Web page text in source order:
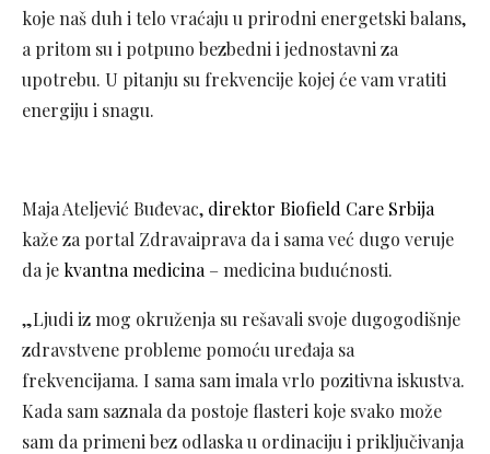
koje naš duh i telo vraćaju u prirodni energetski balans,
a pritom su i potpuno bezbedni i jednostavni za
upotrebu. U pitanju su frekvencije kojej će vam vratiti
energiju i snagu.
Maja Ateljević Buđevac, direktor Biofield Care Srbija
kaže za portal Zdravaiprava da i sama već dugo veruje
da je kvantna medicina – medicina budućnosti.
„Ljudi iz mog okruženja su rešavali svoje dugogodišnje
zdravstvene probleme pomoću uređaja sa
frekvencijama. I sama sam imala vrlo pozitivna iskustva.
Kada sam saznala da postoje flasteri koje svako može
sam da primeni bez odlaska u ordinaciju i priključivanja